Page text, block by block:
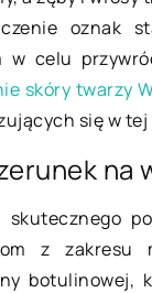
oznak
w celu
skóry twarzy
się w tej
na
z
botulinowej,
18 lipca 2021
Dlaczego
sosnowe